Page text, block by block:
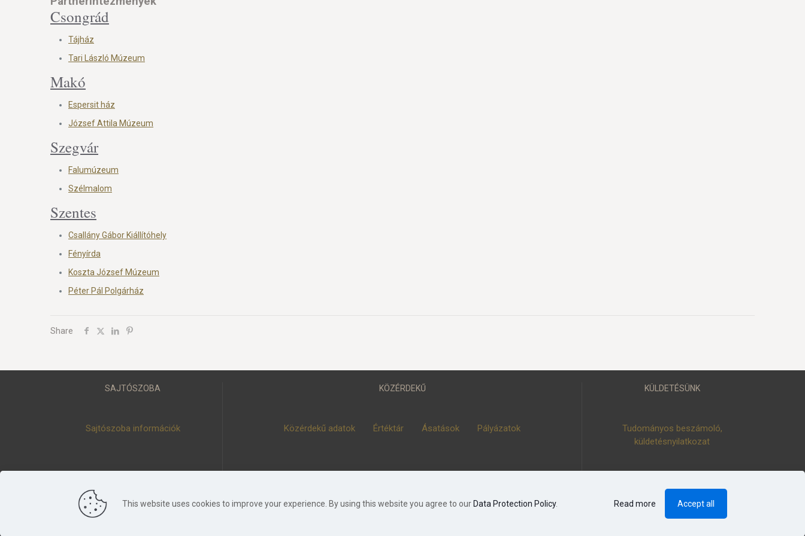
Csongrád
Tájház
Tari László Múzeum
Makó
Espersit ház
József Attila Múzeum
Szegvár
Falumúzeum
Szélmalom
Szentes
Csallány Gábor Kiállítóhely
Fényírda
Koszta József Múzeum
Péter Pál Polgárház
Share
SAJTÓSZOBA
Sajtószoba információk
KÖZÉRDEKŰ
Közérdekű adatok Értéktár Ásatások Pályázatok
KÜLDETÉSÜNK
Tudományos beszámoló,
küldetésnyilatkozat
This website uses cookies to improve your experience. By using this website you agree to ourData Protection Policy. Read more Accept all